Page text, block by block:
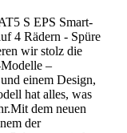
S EPS Smart-
4 Rädern - Spüre
wir stolz die
–
einem Design,
hat alles, was
dem neuen
der